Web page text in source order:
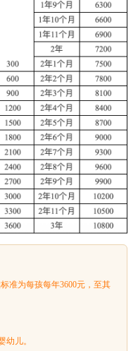
准为每孩每年3600元，至其
幼儿。